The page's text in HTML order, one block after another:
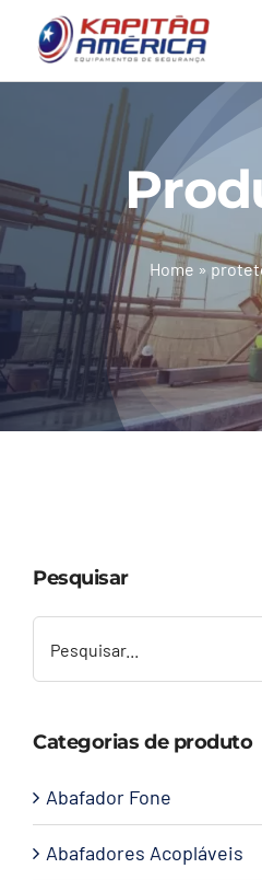
o
Produtos
Calçados
Luvas
Altura
Contato
Home »
Pesquisar
Categorias de produto
Abafador Fone
Abafadores Acopláveis